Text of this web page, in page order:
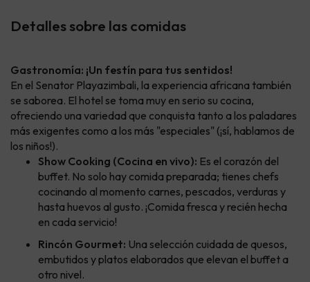
Detalles sobre las comidas
Gastronomía: ¡Un festín para tus sentidos!
En el Senator Playazimbali, la experiencia africana también
se saborea. El hotel se toma muy en serio su cocina,
ofreciendo una variedad que conquista tanto a los paladares
más exigentes como a los más "especiales" (¡sí, hablamos de
los niños!).
Show Cooking (Cocina en vivo): Es el corazón del
buffet. No solo hay comida preparada; tienes chefs
cocinando al momento carnes, pescados, verduras y
hasta huevos al gusto. ¡Comida fresca y recién hecha
en cada servicio!
Rincón Gourmet: Una selección cuidada de quesos,
embutidos y platos elaborados que elevan el buffet a
otro nivel.